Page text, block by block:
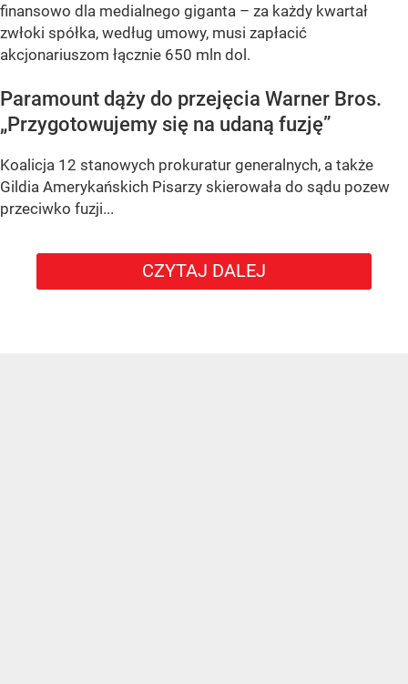
finansowo dla medialnego giganta – za każdy kwartał
zwłoki spółka, według umowy, musi zapłacić
akcjonariuszom łącznie 650 mln dol.
Paramount dąży do przejęcia Warner Bros.
„Przygotowujemy się na udaną fuzję”
Koalicja 12 stanowych prokuratur generalnych, a także
Gildia Amerykańskich Pisarzy skierowała do sądu pozew
przeciwko fuzji...
CZYTAJ DALEJ